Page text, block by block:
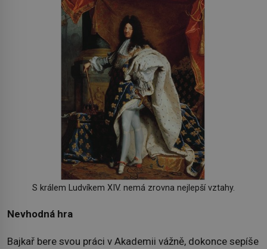
S králem Ludvíkem XIV. nemá zrovna nejlepší vztahy.
Nevhodná hra
Bajkař bere svou práci v Akademii vážně, dokonce sepíše